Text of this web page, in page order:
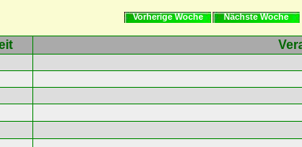
Vorherige Woche Nächste Woche